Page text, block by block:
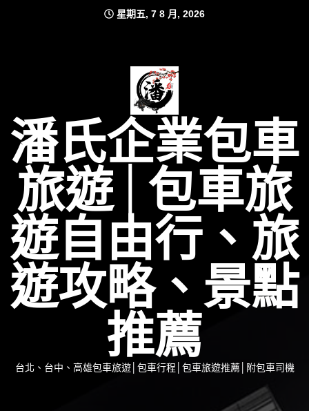
星期五, 7 8 月, 2026
潘氏企業包車
旅遊│包車旅
遊自由行、旅
遊攻略、景點
推薦
台北、台中、高雄包車旅遊│包車行程│包車旅遊推薦│附包車司機